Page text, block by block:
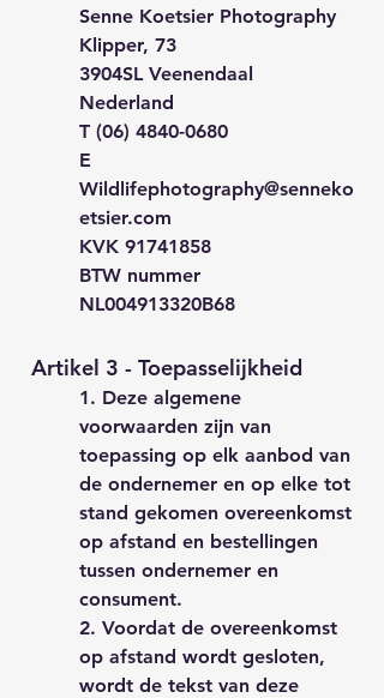
Senne Koetsier Photography
Klipper, 73
3904SL Veenendaal
Nederland
T (06) 4840-0680
E
Wildlifephotography@senneko
etsier.com
KVK 91741858
BTW nummer
NL004913320B68
Artikel 3 - Toepasselijkheid
1. Deze algemene
voorwaarden zijn van
toepassing op elk aanbod van
de ondernemer en op elke tot
stand gekomen overeenkomst
op afstand en bestellingen
tussen ondernemer en
consument.
2. Voordat de overeenkomst
op afstand wordt gesloten,
wordt de tekst van deze